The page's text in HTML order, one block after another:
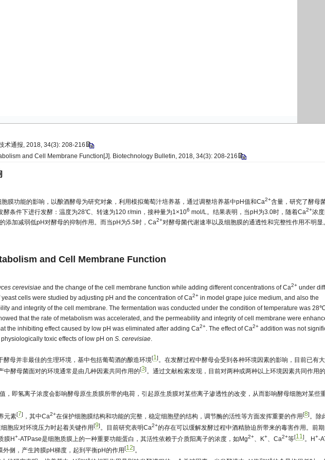
术通报, 2018, 34(3): 208-216
and Cell Membrane Function[J]. Biotechnology Bulletin, 2018, 34(3): 208-216
膜功能的影响，以酿酒酵母为研究对象，利用模拟葡萄汁培养基，通过调整培养基中pH值和Ca2+含量，研究了酵母
酵条件下进行发酵：温度为28℃、转速为120 r/min，接种量为1×106 mol/L。结果表明，当pH为3.0时，随着Ca2+浓
的添加减弱低pH对酵母的抑制作用。而当pH为5.5时，Ca2+对酵母菌代谢速率以及细胞膜的通透性和完整性作用不明显
and Cell Membrane Function
cerevisiae and the change of the cell membrane function while adding different concentrations of Ca2+ under
cells were studied by adjusting pH and the concentration of Ca2+ in model grape juice medium, and also the
and integrity of the cell membrane. The fermentation was conducted under the condition of temperature was
that the rate of metabolism was accelerated, and the permeability and integrity of cell membrane were
the inhibiting effect caused by low pH was eliminated after adding Ca2+. The effect of Ca2+ addition was not
toxic effects of low pH on S. cerevisiae.
母并非最佳的生理环境，基中包括葡萄酒的酿造环境[1]。在发酵过程中酵母会受到各种环境因素的影响，目前已有
中酵母菌面对的环境通常是由几种因素共同作用的[3]。通过文献检索发现，目前对两种或两种以上环境因素共同作用
，即氢离子浓度会影响酵母原生质膜所带的电荷，引起原生质膜对某些离子渗透性的改变，从而影响酵母细胞对某些
元素[7] ，其中Ca2+在保护细胞膜结构和功能的完整，稳定细胞壁的结构，调节酶的活性等方面发挥重要的作用[8]。除
胞应对环境压力时起着关键作用[9]。目前研究表明Ca2+的存在可以缓解发酵过程中酒精胁迫所带来的毒害作用。前
膜H+-ATPase是细胞质膜上的一种重要功能蛋白，其活性依赖于介质阳离子的浓度，如Mg2+、K+、Ca2+等[11]。H+-
外侧，产生跨膜pH梯度，起到平衡pH的作用[12]。